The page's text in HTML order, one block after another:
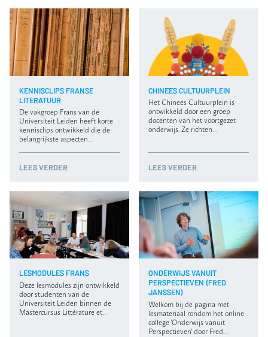
KENNISCLIPS FRANSE
LITERATUUR
De vakgroep Frans van de
Universiteit Leiden heeft korte
kennisclips ontwikkeld die de
belangrijkste aspecten…
LEES VERDER
CHINEES CULTUURPLEIN
Het Chinees Cultuurplein is
ontwikkeld door een groep
docenten van het voortgezet
onderwijs. Ze richten…
LEES VERDER
LESMODULES FRANS
Deze lesmodules zijn ontwikkeld
door studenten van de
Universiteit Leiden binnen de
Mastercursus Littérature et…
ONDERWIJS VANUIT
PERSPECTIEVEN (FRED
JANSSEN)
Welkom bij de pagina met
lesmateriaal rondom het online
college 'Onderwijs vanuit
Perspectieven' door Fred…